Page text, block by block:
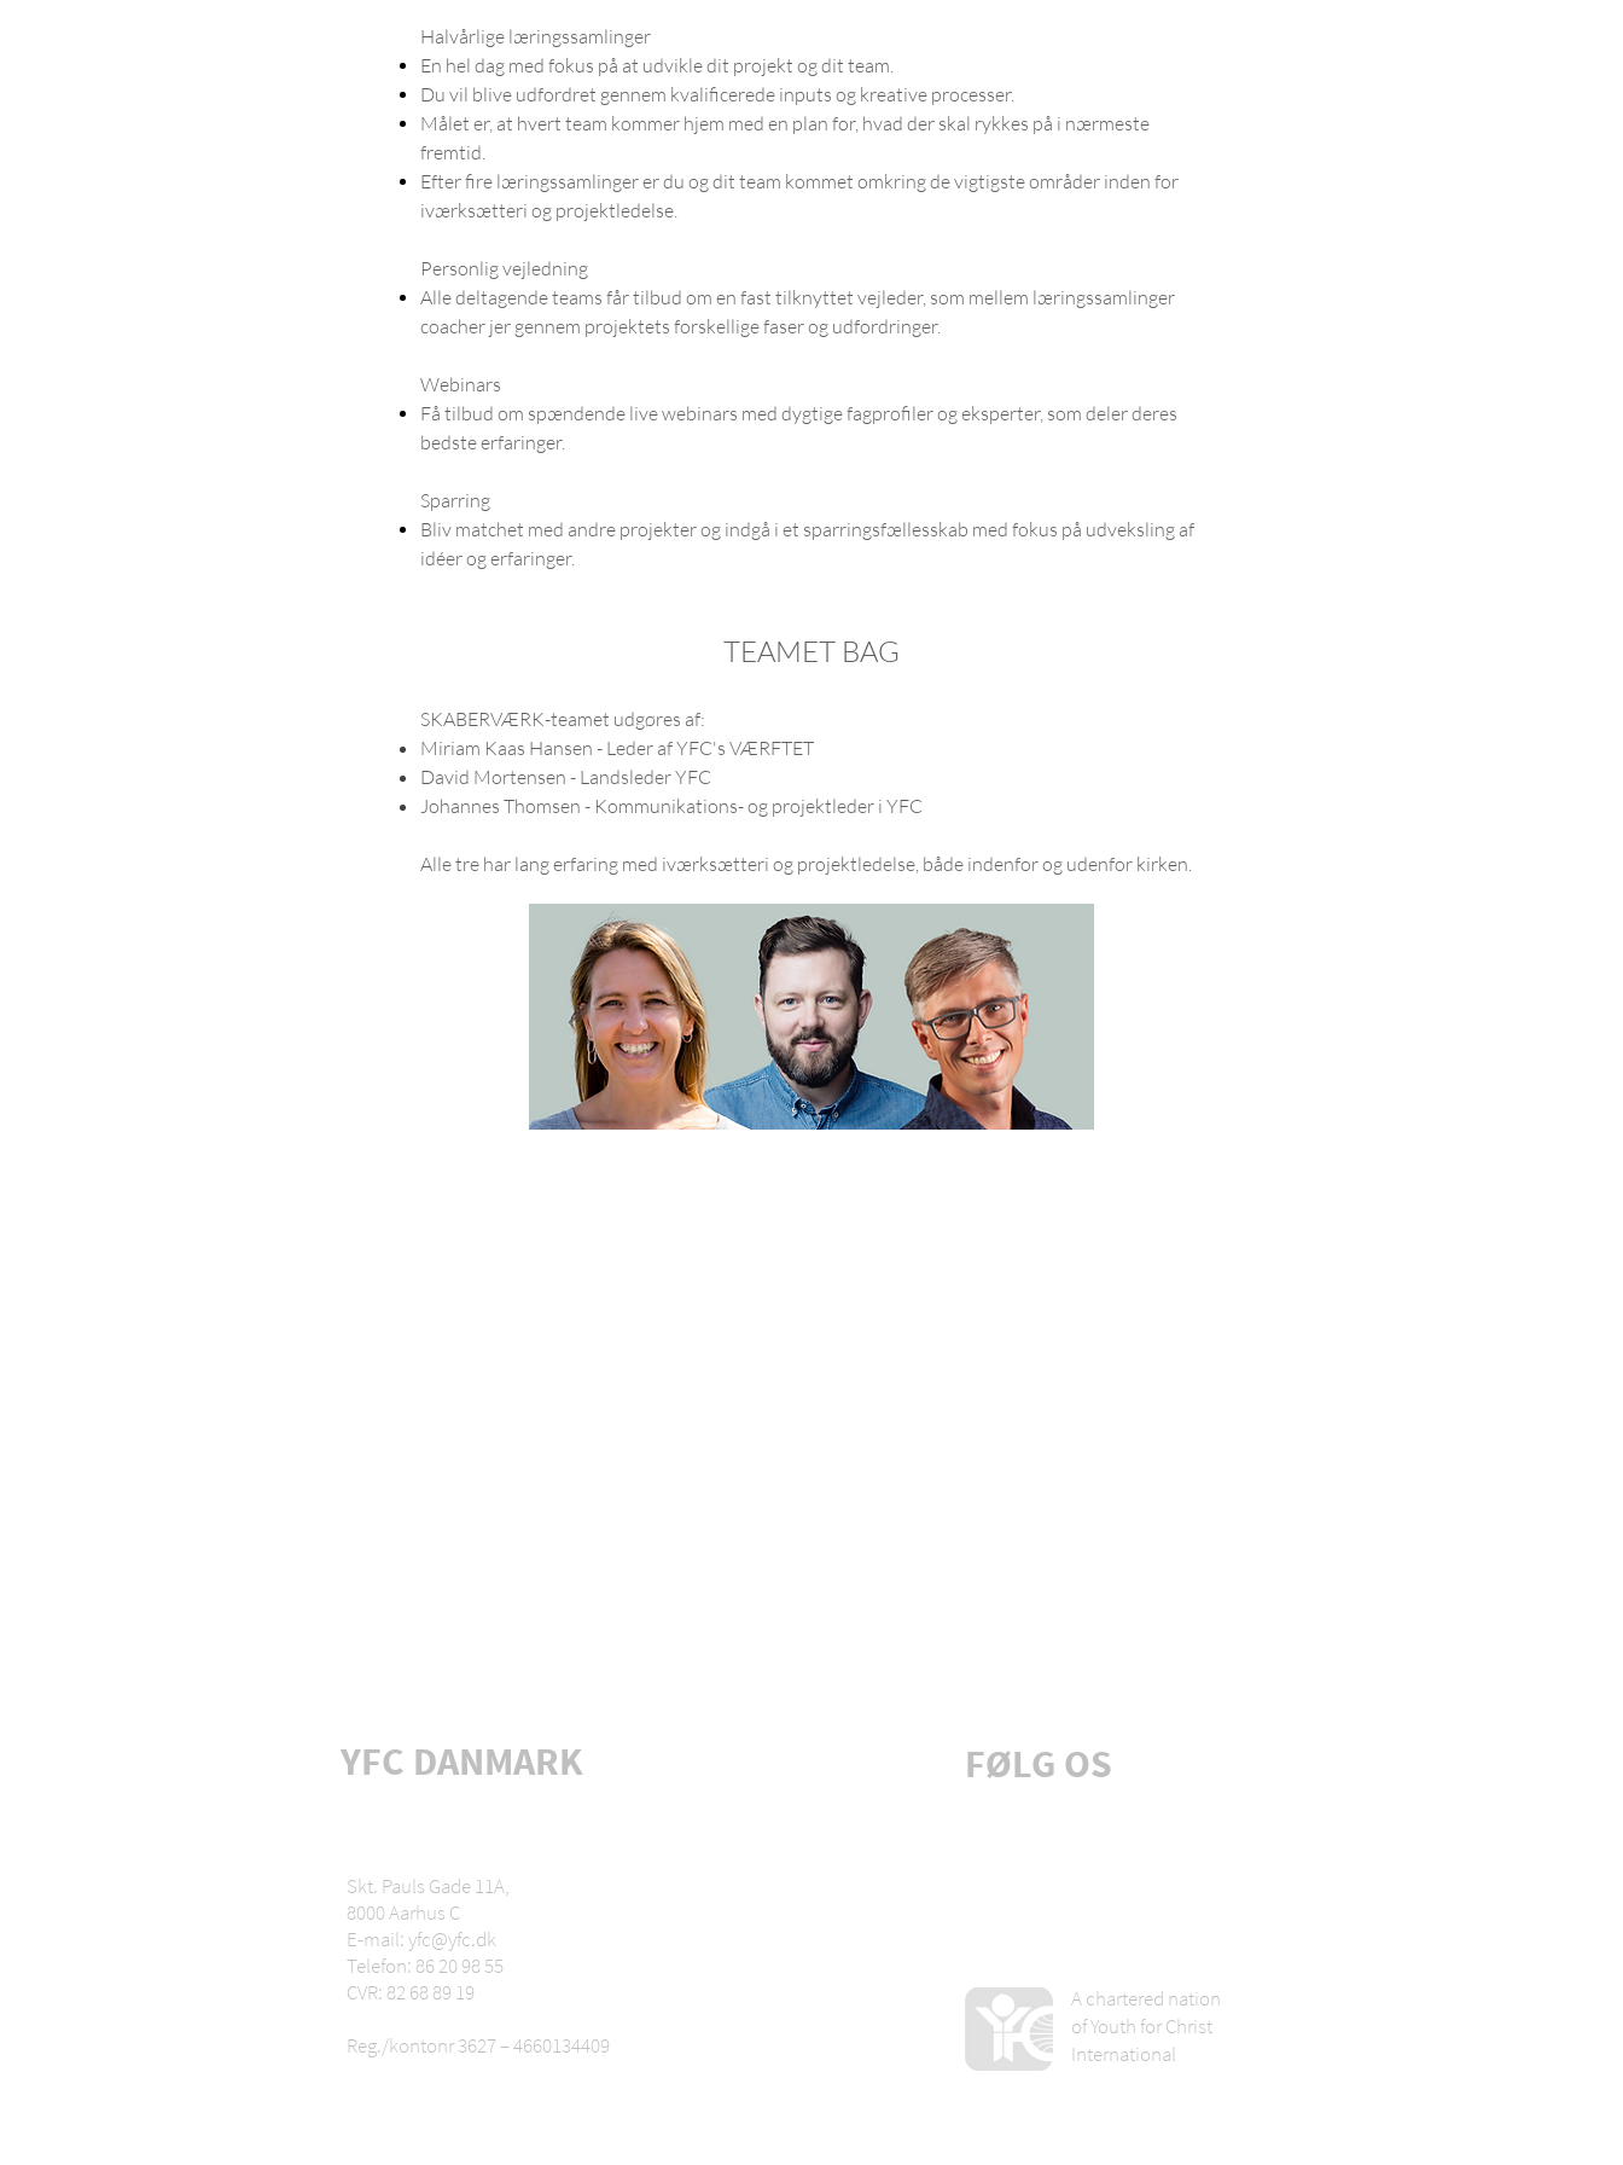
Halvårlige læringssamlinger
En hel dag med fokus på at udvikle dit projekt og dit team.
Du vil blive udfordret gennem kvalificerede inputs og kreative processer.
Målet er, at hvert team kommer hjem med en plan for, hvad der skal rykkes på i nærmeste
fremtid.
Efter fire læringssamlinger er du og dit team kommet omkring de vigtigste områder inden for
iværksætteri og projektledelse.
Personlig vejledning
Alle deltagende teams får tilbud om en fast tilknyttet vejleder, som mellem læringssamlinger
coacher jer gennem projektets forskellige faser og udfordringer.
Webinars
Få tilbud om spændende live webinars med dygtige fagprofiler og eksperter, som deler deres
bedste erfaringer.
Sparring
Bliv matchet med andre projekter og indgå i et sparringsfællesskab med fokus på udveksling af
idéer og erfaringer. ​
TEAMET BAG
SKABERVÆRK-teamet udgøres af:
Miriam Kaas Hansen - Leder af YFC's VÆRFTET
David Mortensen - Landsleder YFC
Johannes Thomsen - Kommunikations- og projektleder i YFC
Alle tre har lang erfaring med iværksætteri og projektledelse, både indenfor og udenfor kirken.
YFC DANMARK
Skt. Pauls Gade 11A,
8000 Aarhus C
E-mail: yfc@yfc.dk
Telefon: 86 20 98 55
CVR: 82 68 89 19
Reg./kontonr 3627 – 4660134409
FØLG OS
A chartered nation
of Youth for Christ
International